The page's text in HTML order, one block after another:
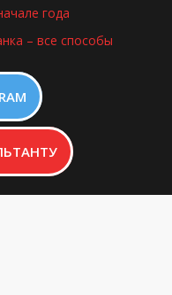
года
– все способы